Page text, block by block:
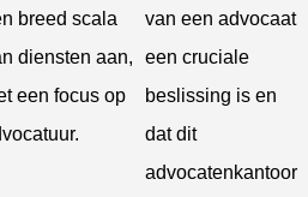
breed scala
diensten aan,
een focus op
van een advocaat
een cruciale
beslissing is en
dat dit
advocatenkantoor